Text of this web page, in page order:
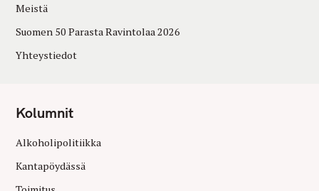
Meistä
Suomen 50 Parasta Ravintolaa 2026
Yhteystiedot
Kolumnit
Alkoholipolitiikka
Kantapöydässä